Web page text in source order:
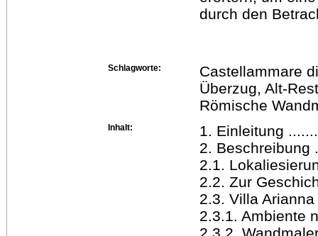
durch den
Schlagworte:
Castellammare
Überzug, Alt-
Römische
Inhalt:
1. Einleitung
2. Beschreibung
2.1.
2.2. Zur
2.3. Villa
2.3.1. Ambiente
2.3.2.